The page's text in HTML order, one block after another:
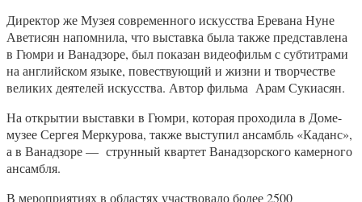
Директор же Музея современного искусства Еревана Нуне
Аветисян напомнила, что выставка была также представлена
в Гюмри и Ванадзоре, был показан видеофильм с субтитрами
на английском языке, повествующий и жизни и творчестве
великих деятелей искусства. Автор фильма Арам Сукиасян.
На открытии выставки в Гюмри, которая проходила в Доме-
музее Сергея Меркурова, также выступил ансамбль «Каданс»,
а в Ванадзоре — струнный квартет Ванадзорского камерного
ансамбля.
В мероприятиях в областях участвовало более 2500